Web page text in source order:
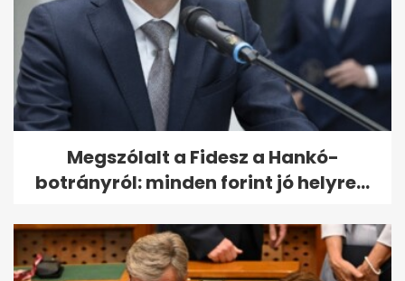
Megszólalt a Fidesz a Hankó-
botrányról: minden forint jó helyre...